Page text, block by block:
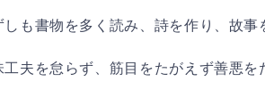
も書物を多く読み、詩を作り、故
夫を怠らず、筋目をたがえず善悪を